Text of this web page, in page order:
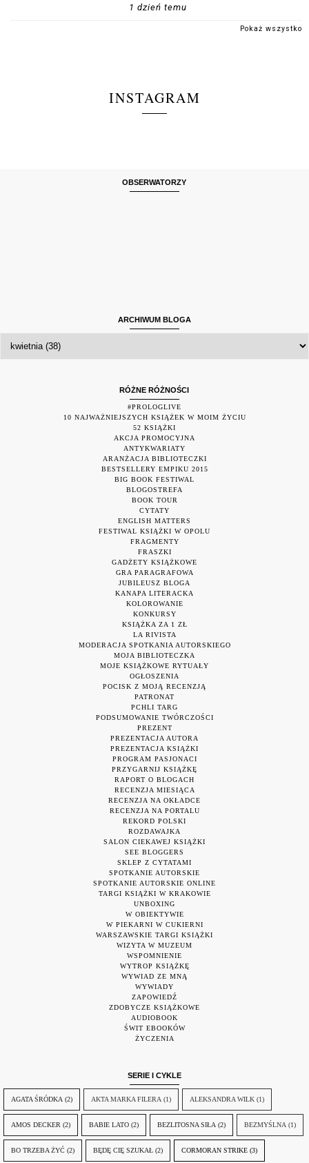
1 dzień temu
Pokaż wszystko
INSTAGRAM
OBSERWATORZY
ARCHIWUM BLOGA
RÓŻNE RÓŻNOŚCI
#PROLOGLIVE
10 NAJWAŻNIEJSZYCH KSIĄŻEK W MOIM ŻYCIU
52 KSIĄŻKI
AKCJA PROMOCYJNA
ANTYKWARIATY
ARANŻACJA BIBLIOTECZKI
BESTSELLERY EMPIKU 2015
BIG BOOK FESTIWAL
BLOGOSTREFA
BOOK TOUR
CYTATY
ENGLISH MATTERS
FESTIWAL KSIĄŻKI W OPOLU
FRAGMENTY
FRASZKI
GADŻETY KSIĄŻKOWE
GRA PARAGRAFOWA
JUBILEUSZ BLOGA
KANAPA LITERACKA
KOLOROWANIE
KONKURSY
KSIĄŻKA ZA 1 ZŁ
LA RIVISTA
MODERACJA SPOTKANIA AUTORSKIEGO
MOJA BIBLIOTECZKA
MOJE KSIĄŻKOWE RYTUAŁY
OGŁOSZENIA
POCISK Z MOJĄ RECENZJĄ
PATRONAT
PCHLI TARG
PODSUMOWANIE TWÓRCZOŚCI
PREZENT
PREZENTACJA AUTORA
PREZENTACJA KSIĄŻKI
PROGRAM PASJONACI
PRZYGARNIJ KSIĄŻKĘ
RAPORT O BLOGACH
RECENZJA MIESIĄCA
RECENZJA NA OKŁADCE
RECENZJA NA PORTALU
REKORD POLSKI
ROZDAWAJKA
SALON CIEKAWEJ KSIĄŻKI
SEE BLOGGERS
SKLEP Z CYTATAMI
SPOTKANIE AUTORSKIE
SPOTKANIE AUTORSKIE ONLINE
TARGI KSIĄŻKI W KRAKOWIE
UNBOXING
W OBIEKTYWIE
W PIEKARNI W CUKIERNI
WARSZAWSKIE TARGI KSIĄŻKI
WIZYTA W MUZEUM
WSPOMNIENIE
WYTROP KSIĄŻKĘ
WYWIAD ZE MNĄ
WYWIADY
ZAPOWIEDŹ
ZDOBYCZE KSIĄŻKOWE
AUDIOBOOK
ŚWIT EBOOKÓW
ŻYCZENIA
SERIE I CYKLE
AGATA ŚRÓDKA (2) AKTA MARKA FILERA (1) ALEKSANDRA WILK (1)
AMOS DECKER (2) BABIE LATO (2) BEZLITOSNA SIŁA (2) BEZMYŚLNA (1)
BO TRZEBA ŻYĆ (2) BĘDĘ CIĘ SZUKAŁ (2) CORMORAN STRIKE (3)